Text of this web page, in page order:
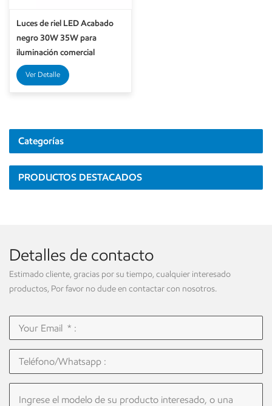
Luces de riel LED Acabado
negro 30W 35W para
iluminación comercial
Ver Detalle
Categorías
PRODUCTOS DESTACADOS
Detalles de contacto
Estimado cliente, gracias por su tiempo, cualquier interesado
productos, Por favor no dude en contactar con nosotros.